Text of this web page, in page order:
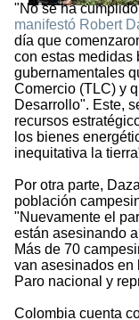
"No se ha
manifestó Robert
día que
con estas medidas
gubernamentales
Comercio (TLC) y
Desarrollo". Este,
recursos
los bienes
inequitativa la
Por otra parte,
población
"Nuevamente el
están asesinando
Más de 70
van asesinados en
Paro nacional y
Colombia cuenta